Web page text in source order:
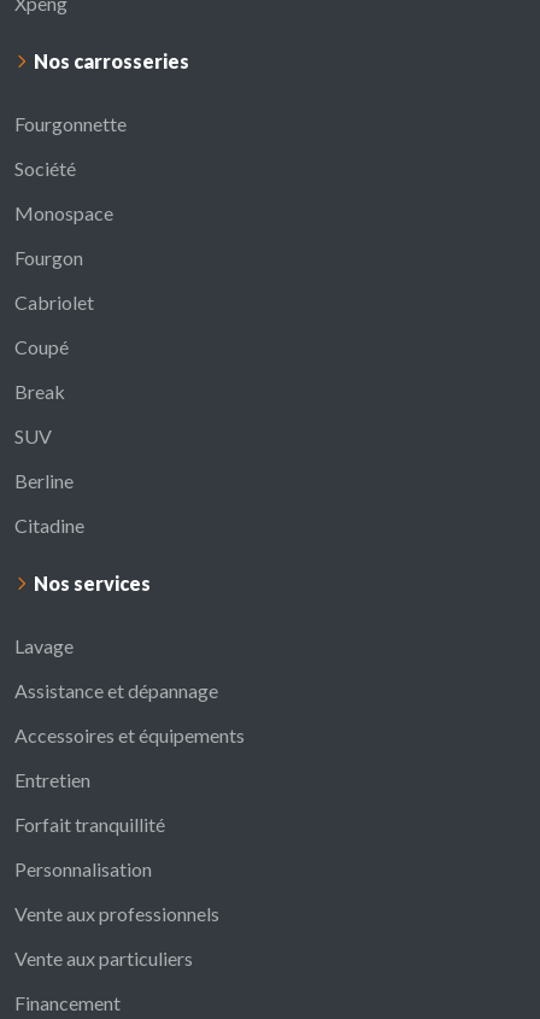
Nos carrosseries
Fourgonnette
Société
Monospace
Fourgon
Cabriolet
Coupé
Break
SUV
Berline
Citadine
Nos services
Lavage
Assistance et dépannage
Accessoires et équipements
Entretien
Forfait tranquillité
Personnalisation
Vente aux professionnels
Vente aux particuliers
Financement